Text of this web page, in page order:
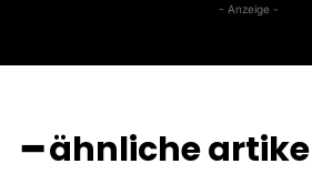
- Anzeige -
━ ähnliche